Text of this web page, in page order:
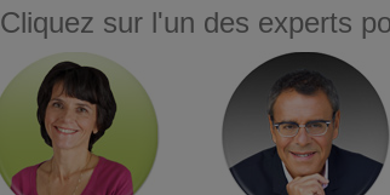
Cliquez sur l'un des experts